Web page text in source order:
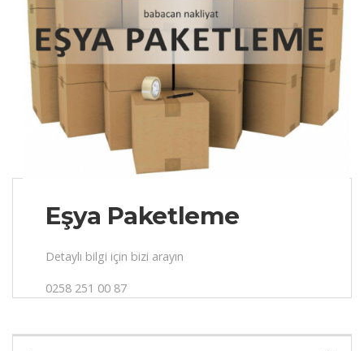
Eşya Paketleme
Detaylı bilgi için bizi arayın
0258 251 00 87